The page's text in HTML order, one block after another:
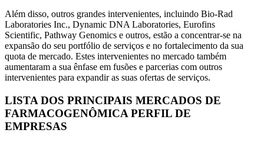
Além disso, outros grandes intervenientes, incluindo Bio-Rad
Laboratories Inc., Dynamic DNA Laboratories, Eurofins
Scientific, Pathway Genomics e outros, estão a concentrar-se na
expansão do seu portfólio de serviços e no fortalecimento da sua
quota de mercado. Estes intervenientes no mercado também
aumentaram a sua ênfase em fusões e parcerias com outros
intervenientes para expandir as suas ofertas de serviços.
LISTA DOS PRINCIPAIS MERCADOS DE
FARMACOGENÔMICA PERFIL DE
EMPRESAS